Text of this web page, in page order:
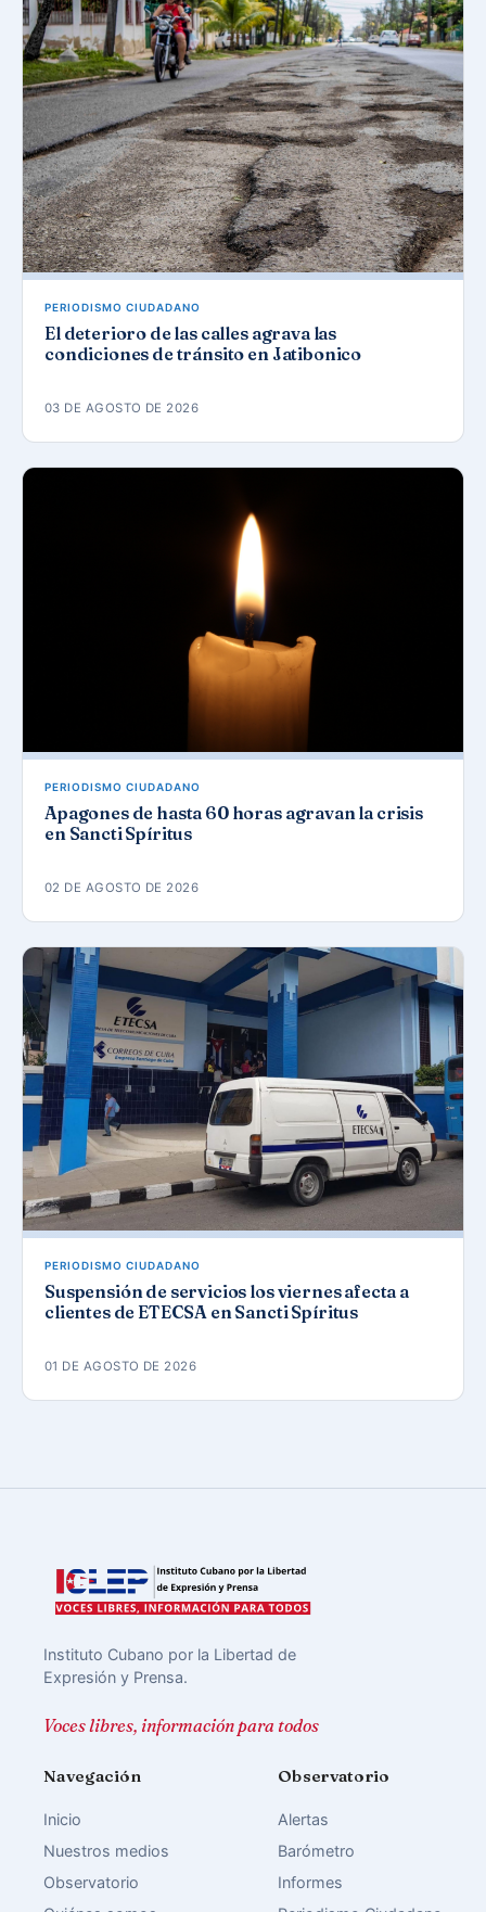
PERIODISMO CIUDADANO
El deterioro de las calles agrava las
condiciones de tránsito en Jatibonico
03 DE AGOSTO DE 2026
PERIODISMO CIUDADANO
Apagones de hasta 60 horas agravan la crisis
en Sancti Spíritus
02 DE AGOSTO DE 2026
PERIODISMO CIUDADANO
Suspensión de servicios los viernes afecta a
clientes de ETECSA en Sancti Spíritus
01 DE AGOSTO DE 2026
Instituto Cubano por la Libertad de
Expresión y Prensa.
Voces libres, información para todos
Navegación
Inicio
Nuestros medios
Observatorio
Observatorio
Alertas
Barómetro
Informes